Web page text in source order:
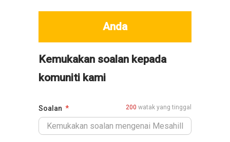
Anda
Kemukakan soalan kepada
komuniti kami
Soalan 200 watak yang tinggal